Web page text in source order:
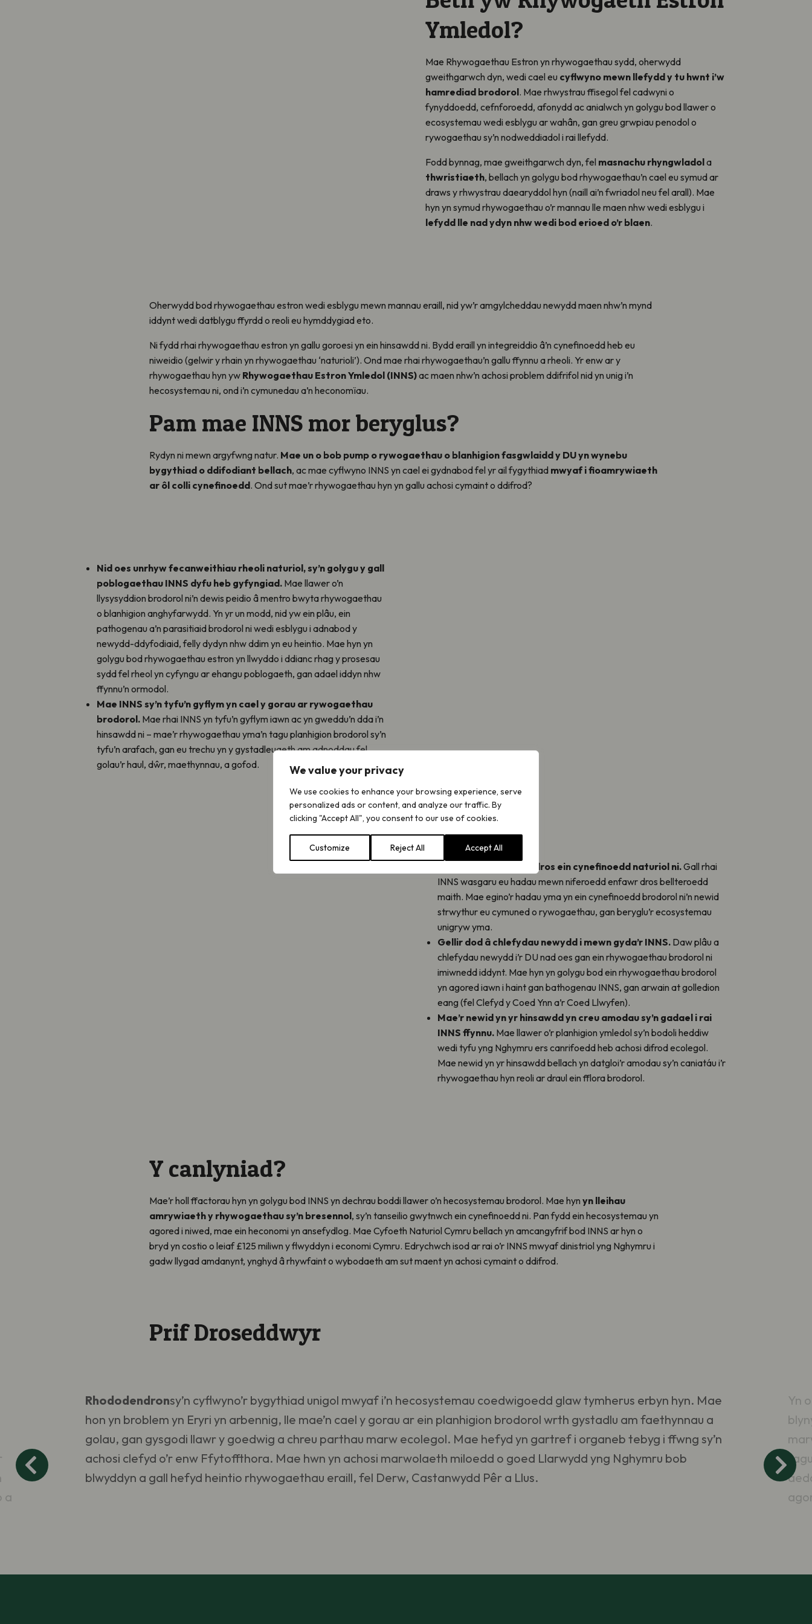
We value your privacy
We use cookies to enhance your browsing experience, serve
personalized ads or content, and analyze our traffic. By
clicking "Accept All", you consent to our use of cookies.
Customize Reject All Accept All
Ymledol?
Mae Rhywogaethau Estron yn rhywogaethau sydd, oherwydd
gweithgarwch dyn, wedi cael eu cyflwyno mewn llefydd y tu hwnt i’w
hamrediad brodorol. Mae rhwystrau ffisegol fel cadwyni o
fynyddoedd, cefnforoedd, afonydd ac anialwch yn golygu bod llawer o
ecosystemau wedi esblygu ar wahân, gan greu grwpiau penodol o
rywogaethau sy’n nodweddiadol i rai llefydd.
Fodd bynnag, mae gweithgarwch dyn, fel masnachu rhyngwladola
thwristiaeth, bellach yn golygu bod rhywogaethau’n cael eu symud ar
draws y rhwystrau daearyddol hyn (naill ai’n fwriadol neu fel arall). Mae
hyn yn symud rhywogaethau o’r mannau lle maen nhw wedi esblygu i
lefydd lle nad ydyn nhw wedi bod erioed o’r blaen.
Oherwydd bod rhywogaethau estron wedi esblygu mewn mannau eraill, nid yw’r amgylcheddau newydd maen nhw’n mynd
iddynt wedi datblygu ffyrdd o reoli eu hymddygiad eto.
Ni fydd rhai rhywogaethau estron yn gallu goroesi yn ein hinsawdd ni. Bydd eraill yn integreiddio â’n cynefinoedd heb eu
niweidio (gelwir y rhain yn rhywogaethau ‘naturioli’). Ond mae rhai rhywogaethau’n gallu ffynnu a rheoli. Yr enw ar y
rhywogaethau hyn yw Rhywogaethau Estron Ymledol (INNS)ac maen nhw’n achosi problem ddifrifol nid yn unig i’n
hecosystemau ni, ond i’n cymunedau a’n heconomïau.
Pam mae INNS mor beryglus?
Rydyn ni mewn argyfwng natur. Mae un o bob pump o rywogaethau o blanhigion fasgwlaidd y DU yn wynebu
bygythiad o ddifodiant bellach, ac mae cyflwyno INNS yn cael ei gydnabod fel yr ail fygythiad mwyaf i fioamrywiaeth
ar ôl colli cynefinoedd. Ond sut mae’r rhywogaethau hyn yn gallu achosi cymaint o ddifrod?
Nid oes unrhyw fecanweithiau rheoli naturiol, sy’n golygu y gall
poblogaethau INNS dyfu heb gyfyngiad. Mae llawer o’n
llysysyddion brodorol ni’n dewis peidio â mentro bwyta rhywogaethau
o blanhigion anghyfarwydd. Yn yr un modd, nid yw ein plâu, ein
pathogenau a’n parasitiaid brodorol ni wedi esblygu i adnabod y
newydd-ddyfodiaid, felly dydyn nhw ddim yn eu heintio. Mae hyn yn
golygu bod rhywogaethau estron yn llwyddo i ddianc rhag y prosesau
sydd fel rheol yn cyfyngu ar ehangu poblogaeth, gan adael iddyn nhw
ffynnu’n ormodol.
Mae INNS sy’n tyfu’n gyflym yn cael y gorau ar rywogaethau
brodorol. Mae rhai INNS yn tyfu’n gyflym iawn ac yn gweddu’n dda i’n
hinsawdd ni – mae’r rhywogaethau yma’n tagu planhigion brodorol sy’n
tyfu’n arafach, gan eu trechu yn y gystadleuaeth am adnoddau fel
golau’r haul, dŵr, maethynnau, a gofod.
Mae INNS yn sefydlu dros ein cynefinoedd naturiol ni.Gall rhai
INNS wasgaru eu hadau mewn niferoedd enfawr dros bellteroedd
maith. Mae egino’r hadau yma yn ein cynefinoedd brodorol ni’n newid
strwythur eu cymuned o rywogaethau, gan beryglu’r ecosystemau
unigryw yma.
Gellir dod â chlefydau newydd i mewn gyda’r INNS. Daw plâu a
chlefydau newydd i’r DU nad oes gan ein rhywogaethau brodorol ni
imiwnedd iddynt. Mae hyn yn golygu bod ein rhywogaethau brodorol
yn agored iawn i haint gan bathogenau INNS, gan arwain at golledion
eang (fel Clefyd y Coed Ynn a’r Coed Llwyfen).
Mae’r newid yn yr hinsawdd yn creu amodau sy’n gadael i rai
INNS ffynnu. Mae llawer o’r planhigion ymledol sy’n bodoli heddiw
wedi tyfu yng Nghymru ers canrifoedd heb achosi difrod ecolegol.
Mae newid yn yr hinsawdd bellach yn datgloi’r amodau sy’n caniatáu i’r
rhywogaethau hyn reoli ar draul ein fflora brodorol.
Y canlyniad?
Mae’r holl ffactorau hyn yn golygu bod INNS yn dechrau boddi llawer o’n hecosystemau brodorol. Mae hyn yn lleihau
amrywiaeth y rhywogaethau sy’n bresennol, sy’n tanseilio gwytnwch ein cynefinoedd ni. Pan fydd ein hecosystemau yn
agored i niwed, mae ein heconomi yn ansefydlog. Mae Cyfoeth Naturiol Cymru bellach yn amcangyfrif bod INNS ar hyn o
bryd yn costio o leiaf £125 miliwn y flwyddyn i economi Cymru. Edrychwch isod ar rai o’r INNS mwyaf dinistriol yng Nghymru i
gadw llygad amdanynt, ynghyd â rhywfaint o wybodaeth am sut maent yn achosi cymaint o ddifrod.
Prif Droseddwyr
a
Rhododendronsy’n cyflwyno’r bygythiad unigol mwyaf i’n hecosystemau coedwigoedd glaw tymherus erbyn hyn. Mae
hon yn broblem yn Eryri yn arbennig, lle mae’n cael y gorau ar ein planhigion brodorol wrth gystadlu am faethynnau a
golau, gan gysgodi llawr y goedwig a chreu parthau marw ecolegol. Mae hefyd yn gartref i organeb tebyg i ffwng sy’n
achosi clefyd o’r enw Ffytoffthora. Mae hwn yn achosi marwolaeth miloedd o goed Llarwydd yng Nghymru bob
blwyddyn a gall hefyd heintio rhywogaethau eraill, fel Derw, Castanwydd Pêr a Llus.
Yn